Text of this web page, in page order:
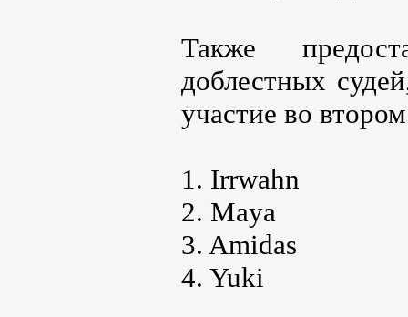
Также
доблестных
участие во
1. Irrwahn
2. Maya
3. Amidas
4. Yuki